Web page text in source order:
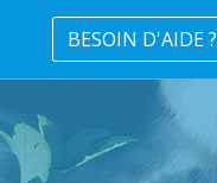
BESOIN D'AIDE ?